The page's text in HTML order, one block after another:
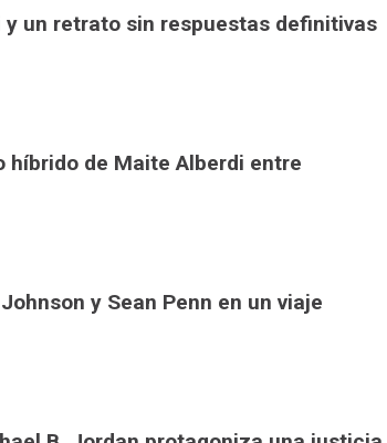
un retrato sin respuestas definitivas
híbrido de Maite Alberdi entre
y Sean Penn en un viaje